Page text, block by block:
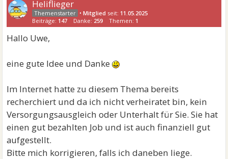
Heliflieger
•Mitglied seit: 11.05.2025
Beiträge: 147 Danke: 259 Themen: 1
Hallo Uwe,
eine gute Idee und Danke
Im Internet hatte zu diesem Thema bereits
recherchiert und da ich nicht verheiratet bin, kein
Versorgungsausgleich oder Unterhalt für Sie. Sie hat
einen gut bezahlten Job und ist auch finanziell gut
aufgestellt.
Bitte mich korrigieren, falls ich daneben liege.